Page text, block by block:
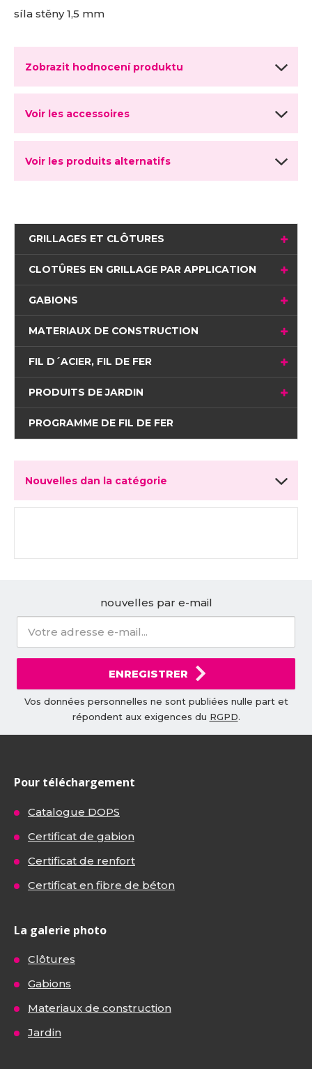
síla stěny 1,5 mm
Zobrazit hodnocení produktu
Voir les accessoires
Voir les produits alternatifs
GRILLAGES ET CLÔTURES
CLOTÛRES EN GRILLAGE PAR APPLICATION
GABIONS
MATERIAUX DE CONSTRUCTION
FIL D´ACIER, FIL DE FER
PRODUITS DE JARDIN
PROGRAMME DE FIL DE FER
Nouvelles dan la catégorie
nouvelles par e-mail
ENREGISTRER
Vos données personnelles ne sont publiées nulle part et
répondent aux exigences du RGPD.
Pour téléchargement
Catalogue DOPS
Certificat de gabion
Certificat de renfort
Certificat en fibre de béton
La galerie photo
Clôtures
Gabions
Materiaux de construction
Jardin